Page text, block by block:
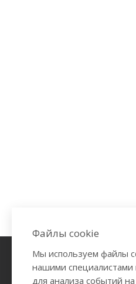
Файлы cookie
Мы используем файлы
нашими
для анализа событий